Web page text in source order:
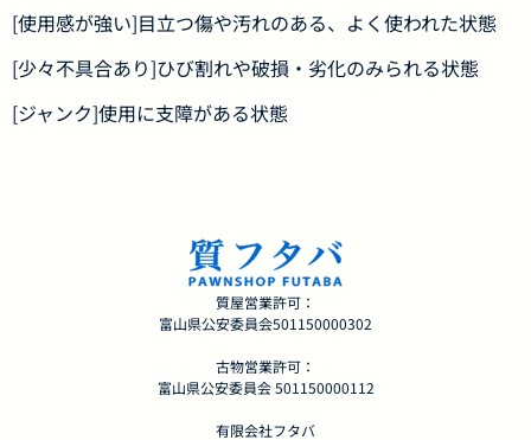
[使用感が強い]目立つ傷や汚れのある、よく使われた状態
[少々不具合あり]ひび割れや破損・劣化のみられる状態
[ジャンク]使用に支障がある状態
質屋営業許可：
富山県公安委員会501150000302
古物営業許可：
富山県公安委員会 501150000112
有限会社フタバ